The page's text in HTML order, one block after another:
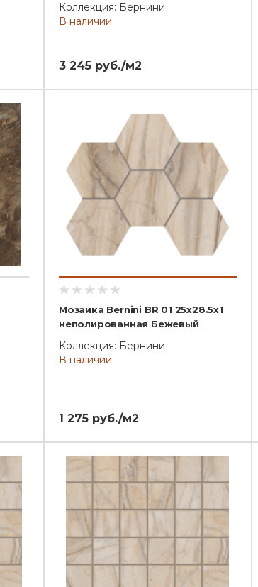
Коллекция: Бернини
В наличии
3 245 руб./м2
Мозаика Bernini BR 01 25x28.5x1
неполированная Бежевый
Коллекция: Бернини
В наличии
1 275 руб./м2